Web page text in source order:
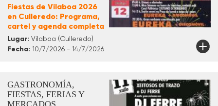
Fiestas de Vilaboa 2026
en Culleredo: Programa,
cartel y agenda completa
Lugar: Vilaboa (Culleredo)
Fecha: 10/7/2026 - 14/7/2026
GASTRONOMÍA,
FIESTAS, FERIAS Y